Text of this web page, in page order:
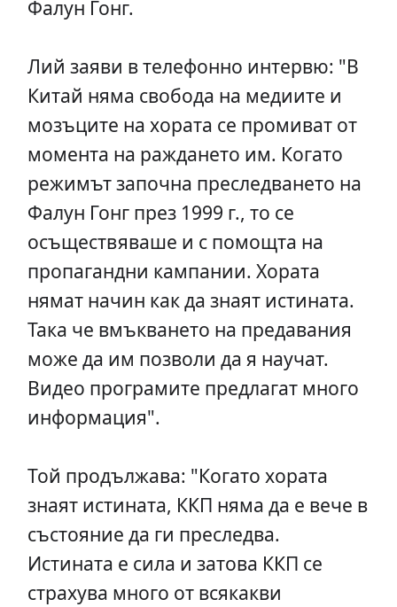
Фалун Гонг.
Лий заяви в телефонно интервю: "В
Китай няма свобода на медиите и
мозъците на хората се промиват от
момента на раждането им. Когато
режимът започна преследването на
Фалун Гонг през 1999 г., то се
осъществяваше и с помощта на
пропагандни кампании. Хората
нямат начин как да знаят истината.
Така че вмъкването на предавания
може да им позволи да я научат.
Видео програмите предлагат много
информация".
Той продължава: "Когато хората
знаят истината, ККП няма да е вече в
състояние да ги преследва.
Истината е сила и затова ККП се
страхува много от всякакви